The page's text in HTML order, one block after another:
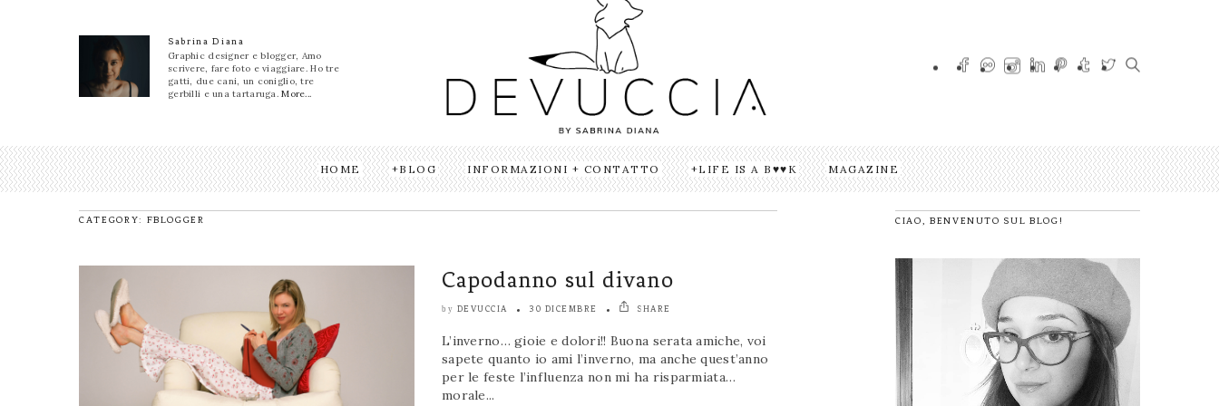
Sabrina Diana
Graphic designer e blogger, Amo
scrivere, fare foto e viaggiare. Ho tre
gatti, due cani, un coniglio, tre
gerbilli e una tartaruga.More...
HOME BLOG INFORMAZIONI + CONTATTO LIFE IS A B♥♥K MAGAZINE
CATEGORY: FBLOGGER
Capodanno sul divano
by DEVUCCIA 30 DICEMBRE SHARE
L’inverno… gioie e dolori!! Buona serata amiche, voi
sapete quanto io ami l’inverno, ma anche quest’anno
per le feste l’influenza non mi ha risparmiata…
morale...
CIAO, BENVENUTO SUL BLOG!